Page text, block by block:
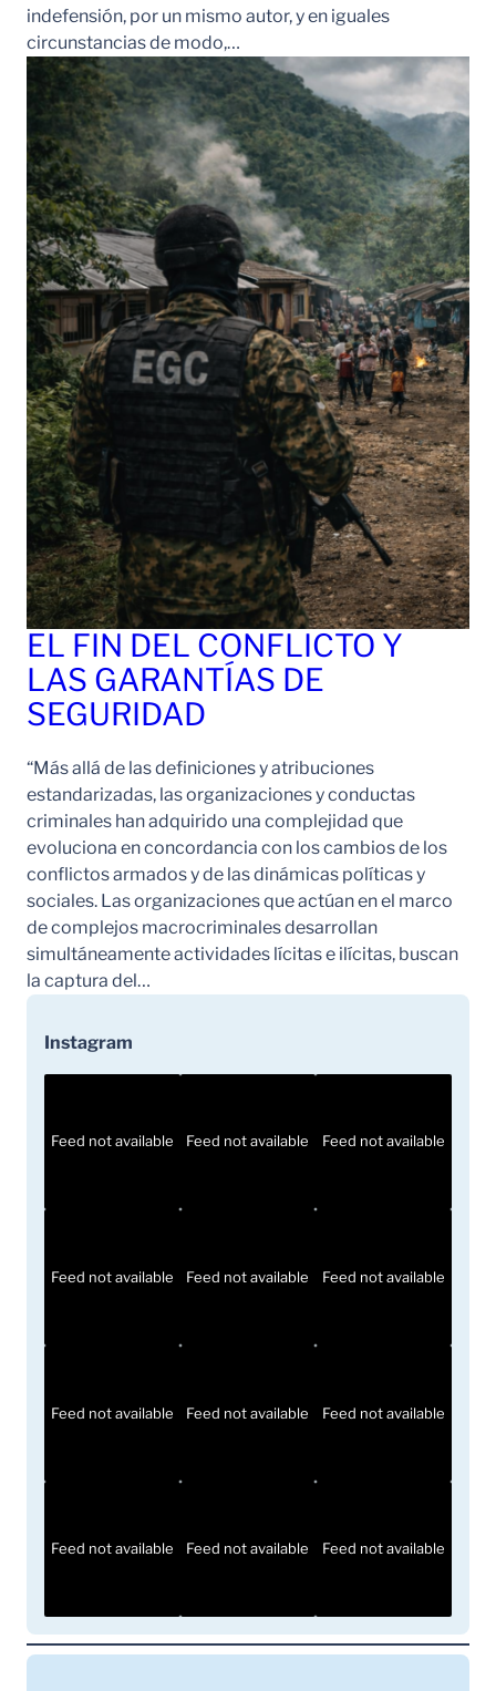
indefensión, por un mismo autor, y en iguales
circunstancias de modo,…
EL FIN DEL CONFLICTO Y
LAS GARANTÍAS DE
SEGURIDAD
“Más allá de las definiciones y atribuciones
estandarizadas, las organizaciones y conductas
criminales han adquirido una complejidad que
evoluciona en concordancia con los cambios de los
conflictos armados y de las dinámicas políticas y
sociales. Las organizaciones que actúan en el marco
de complejos macrocriminales desarrollan
simultáneamente actividades lícitas e ilícitas, buscan
la captura del…
Instagram
Feed not available Feed not available Feed not available
Feed not available Feed not available Feed not available
Feed not available Feed not available Feed not available
Feed not available Feed not available Feed not available